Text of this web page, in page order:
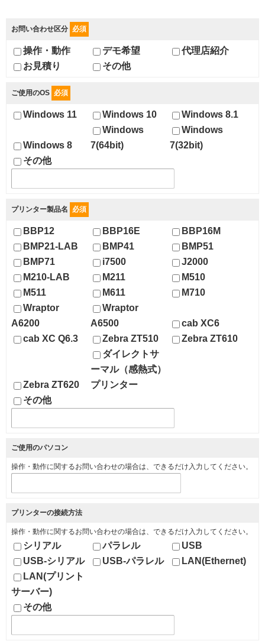
お問い合わせ区分 必須
操作・動作 デモ希望
代理店紹介
お見積り
その他
ご使用のOS 必須
Windows 11 Windows 10 Windows 8.1
Windows 8
Windows
7(64bit)
Windows
7(32bit)
その他
プリンター製品名 必須
BBP12 BBP16E
BBP16M
BMP21-LAB
BMP41
BMP51
BMP71
i7500
J2000
M210-LAB
M211
M510
M511
M611
M710
Wraptor
A6200
Wraptor
A6500
cab XC6
cab XC Q6.3
Zebra ZT510 Zebra ZT610
Zebra ZT620
ダイレクトサ
ーマル（感熱式）
プリンター
その他
ご使用のパソコン
操作・動作に関するお問い合わせの場合は、できるだけ入力してください。
プリンターの接続方法
操作・動作に関するお問い合わせの場合は、できるだけ入力してください。
シリアル パラレル
USB
USB-シリアル
USB-パラレル
LAN(Ethernet)
LAN(プリント
サーバー)
その他